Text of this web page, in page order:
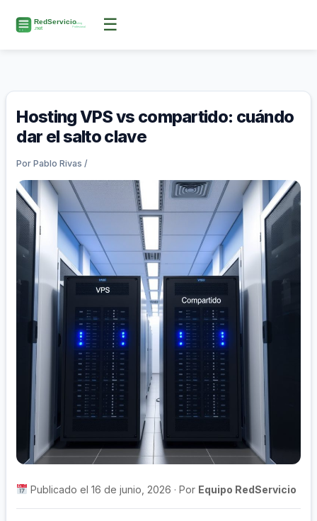
☰
Hosting VPS vs compartido: cuándo
dar el salto clave
PorPablo Rivas/
Publicado el 16 de junio, 2026 · Por Equipo RedServicio